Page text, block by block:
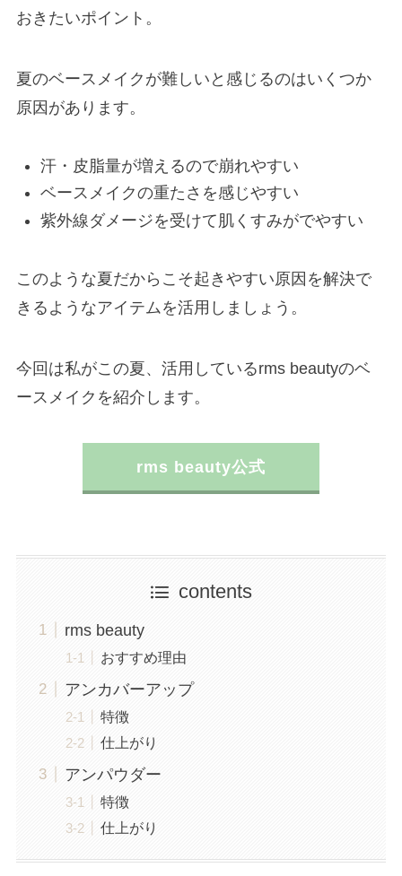
おきたいポイント。
夏のベースメイクが難しいと感じるのはいくつか
原因があります。
汗・皮脂量が増えるので崩れやすい
ベースメイクの重たさを感じやすい
紫外線ダメージを受けて肌くすみがでやすい
このような夏だからこそ起きやすい原因を解決で
きるようなアイテムを活用しましょう。
今回は私がこの夏、活用しているrms beautyのベ
ースメイクを紹介します。
rms beauty公式
contents
rms beauty
おすすめ理由
アンカバーアップ
特徴
仕上がり
アンパウダー
特徴
仕上がり